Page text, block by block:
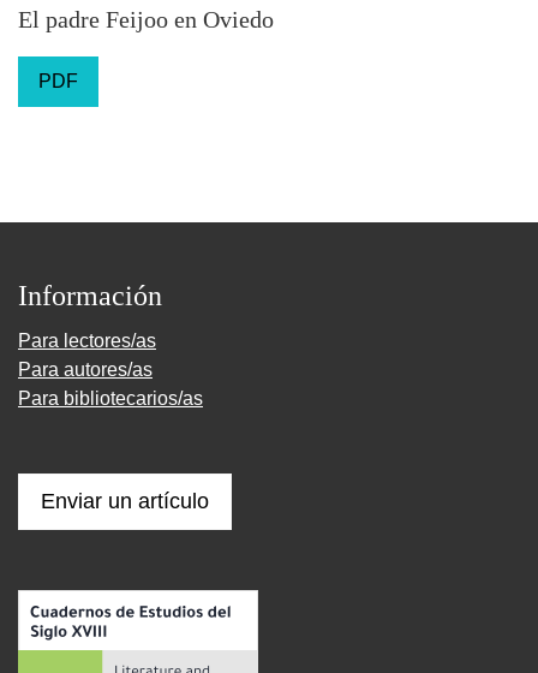
El padre Feijoo en Oviedo
PDF
Información
Para lectores/as
Para autores/as
Para bibliotecarios/as
Enviar un artículo